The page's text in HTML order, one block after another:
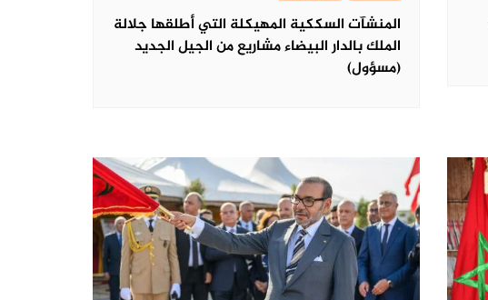
المنشآت السككية المهيكلة التي أطلقها جلالة
الملك بالدار البيضاء مشاريع من الجيل الجديد
(مسؤول)